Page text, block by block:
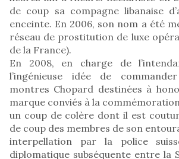
de coup sa compagne libanaise
enceinte. En 2006, son nom a été
réseau de prostitution de luxe
de la France).
En 2008, en charge de
l’ingénieuse idée de
montres Chopard destinées à
marque conviés à la
un coup de colère dont il est
de coup des membres de son
interpellation par la police
diplomatique subséquente entre la